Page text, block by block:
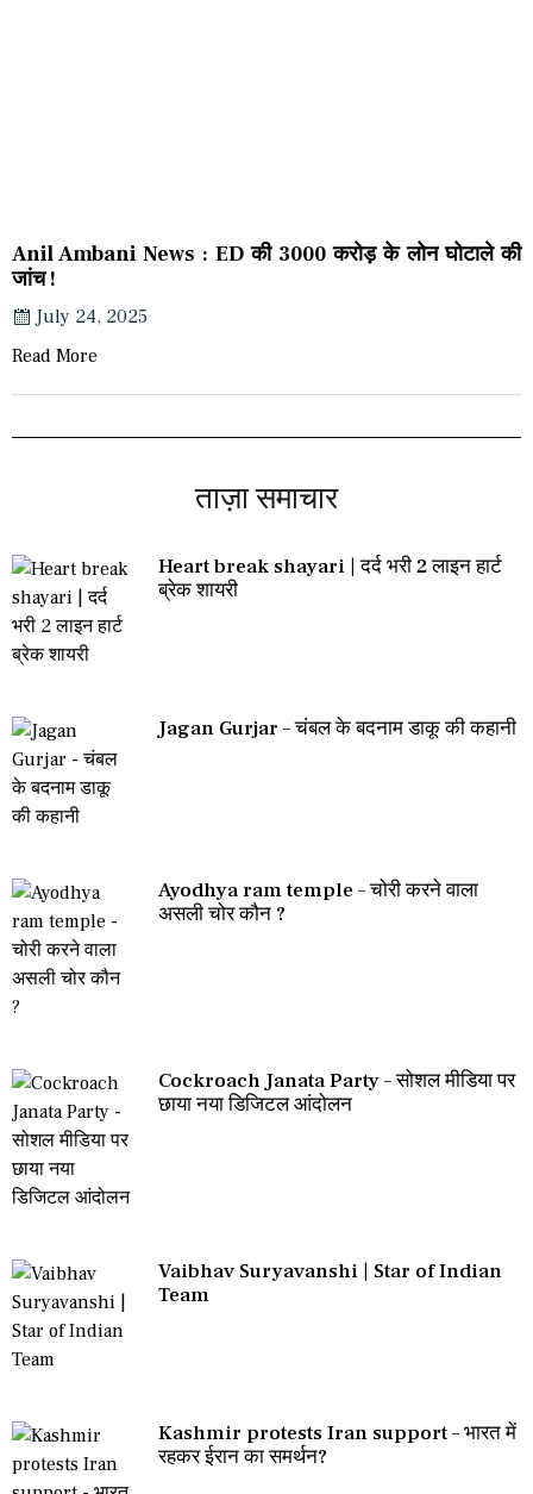
Anil Ambani News : ED की 3000 करोड़ के लोन घोटाले की
जांच !
July 24, 2025
Read More
ताज़ा समाचार
Heart break shayari | दर्द भरी 2 लाइन हार्ट
ब्रेक शायरी
Jagan Gurjar – चंबल के बदनाम डाकू की कहानी
Ayodhya ram temple – चोरी करने वाला
असली चोर कौन ?
Cockroach Janata Party – सोशल मीडिया पर
छाया नया डिजिटल आंदोलन
Vaibhav Suryavanshi | Star of Indian
Team
Kashmir protests Iran support – भारत में
रहकर ईरान का समर्थन?